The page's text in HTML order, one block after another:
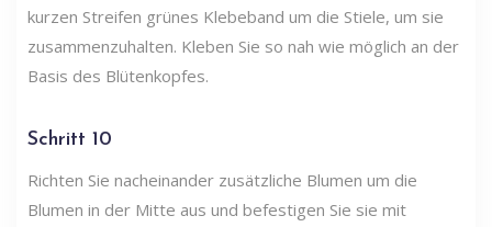
kurzen Streifen grünes Klebeband um die Stiele, um sie
zusammenzuhalten. Kleben Sie so nah wie möglich an der
Basis des Blütenkopfes.
Schritt 10
Richten Sie nacheinander zusätzliche Blumen um die
Blumen in der Mitte aus und befestigen Sie sie mit